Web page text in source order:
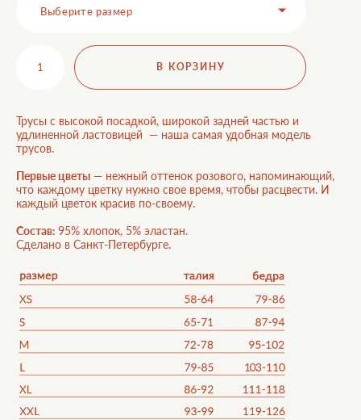
Выберите размер
В КОРЗИНУ
Трусы с высокой посадкой, широкой задней частью и
удлиненной ластовицей — наша самая удобная модель
трусов.
Первые цветы — нежный оттенок розового, напоминающий,
что каждому цветку нужно свое время, чтобы расцвести. И
каждый цветок красив по-своему.
Состав: 95% хлопок, 5% эластан.
Сделано в Санкт-Петербурге.